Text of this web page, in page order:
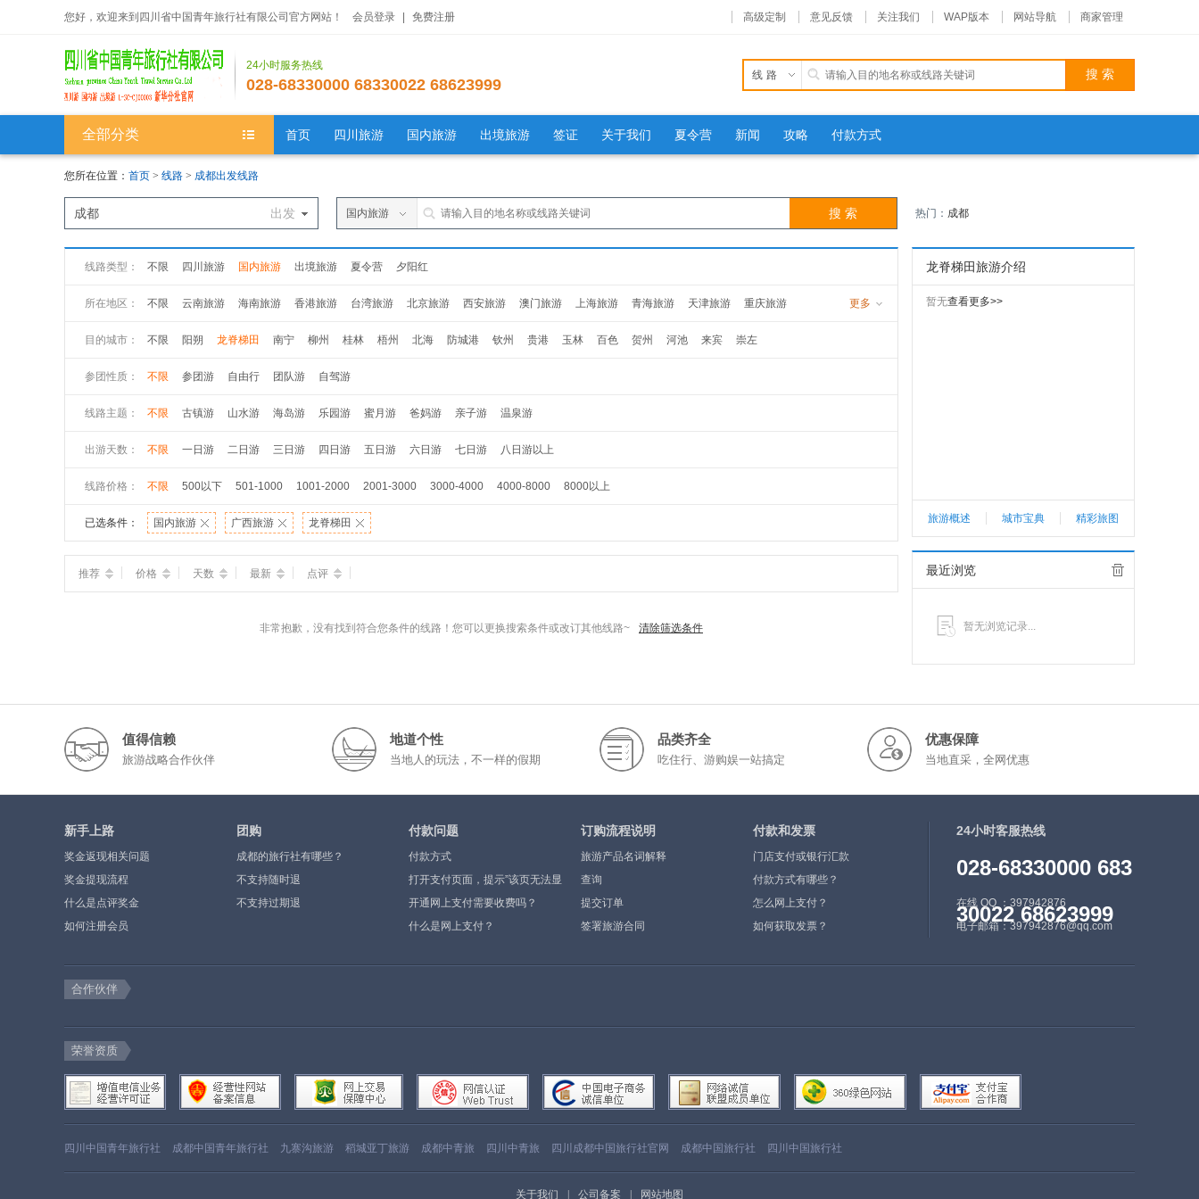
您好，欢迎来到四川省中国青年旅行社有限公司官方网站！ 会员登录 免费注册 高级定制 意见反馈 关注我们 WAP版本 网站导航 商家管理
24小时服务热线
028-68330000 68330022 68623999
线路
全部分类 首页 四川旅游 国内旅游 出境旅游 签证 关于我们 夏令营 新闻 攻略 付款方式
您所在位置： 首页 > 线路 > 成都出发线路
出发
成都 国内旅游 热门： 成都
线路类型： 不限 四川旅游 国内旅游 出境旅游 夏令营 夕阳红
所在地区： 不限 云南旅游 海南旅游 香港旅游 台湾旅游 北京旅游 西安旅游 澳门旅游 上海旅游 青海旅游 天津旅游
重庆旅游
山西旅游
黑龙江旅游 吉林旅游 山西旅游 陕西旅游 安徽旅游 湖南旅游 湖北旅游
更多
目的城市： 不限 阳朔 龙脊梯田 南宁 柳州 桂林 梧州 北海 防城港 钦州 贵港 玉林 百色 贺州 河池 来宾 崇左
参团性质： 不限 参团游 自由行 团队游 自驾游
线路主题： 不限 古镇游 山水游 海岛游 乐园游 蜜月游 爸妈游 亲子游 温泉游
出游天数： 不限 一日游 二日游 三日游 四日游 五日游 六日游 七日游 八日游以上
线路价格： 不限 500以下 501-1000 1001-2000 2001-3000 3000-4000 4000-8000 8000以上
已选条件： 国内旅游 广西旅游 龙脊梯田
推荐 价格 天数 最新 点评
非常抱歉，没有找到符合您条件的线路！您可以更换搜索条件或改订其他线路~ 清除筛选条件
龙脊梯田旅游介绍
暂无查看更多>>
旅游概述 城市宝典 精彩旅图
最近浏览
暂无浏览记录...
值得信赖
旅游战略合作伙伴
地道个性
当地人的玩法，不一样的假期
品类齐全
吃住行、游购娱一站搞定
优惠保障
当地直采，全网优惠
新手上路
奖金返现相关问题
奖金提现流程
什么是点评奖金
如何注册会员
团购
成都的旅行社有哪些？
不支持随时退
不支持过期退
付款问题
付款方式
打开支付页面，提示”该页无法显
示”或空白页，可能是什么原因？
开通网上支付需要收费吗？
什么是网上支付？
订购流程说明
旅游产品名词解释
查询
提交订单
签署旅游合同
付款和发票
门店支付或银行汇款
付款方式有哪些？
怎么网上支付？
如何获取发票？
24小时客服热线
028-68330000 683
30022 68623999
在线 QQ ：397942876
电子邮箱：397942876@qq.com
合作伙伴
荣誉资质
四川中国青年旅行社 成都中国青年旅行社 九寨沟旅游 稻城亚丁旅游 成都中青旅 四川中青旅 四川成都中国旅行社官网 成都中国旅行社 四川中国旅行社
关于我们 公司备案 网站地图